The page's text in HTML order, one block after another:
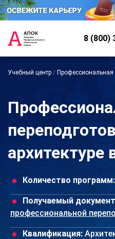
8 (800)
Учебный центр / Профессиональная
архитектуре
Количество программ:
Получаемый
профессиональной
Квалификация: